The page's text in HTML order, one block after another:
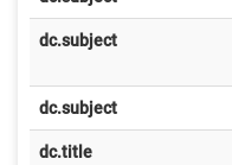
dc.subject
dc.subject
dc.title